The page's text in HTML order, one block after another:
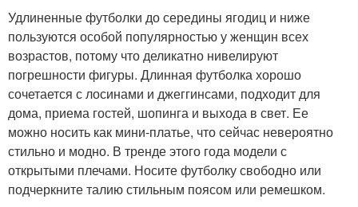
Удлиненные футболки до середины ягодиц и ниже
пользуются особой популярностью у женщин всех
возрастов, потому что деликатно нивелируют
погрешности фигуры. Длинная футболка хорошо
сочетается с лосинами и джеггинсами, подходит для
дома, приема гостей, шопинга и выхода в свет. Ее
можно носить как мини-платье, что сейчас невероятно
стильно и модно. В тренде этого года модели с
открытыми плечами. Носите футболку свободно или
подчеркните талию стильным поясом или ремешком.